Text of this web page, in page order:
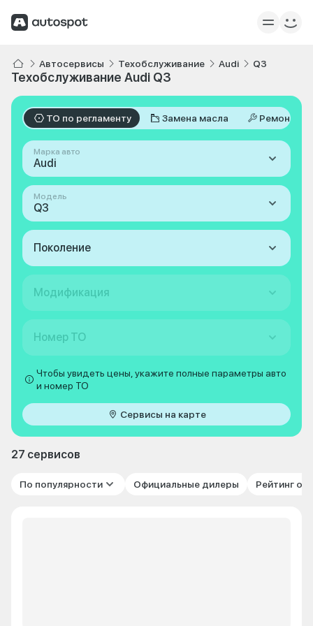
Автосервисы Техобслуживание Audi Q3
Техобслуживание Audi Q3
ТО по регламенту Замена масла Ремонт
Марка авто
Audi
Модель
Q3
Поколение
Модификация
Номер ТО
Чтобы увидеть цены, укажите полные параметры авто
и номер ТО
Сервисы на карте
27 сервисов
По популярности Официальные дилеры Рейтинг